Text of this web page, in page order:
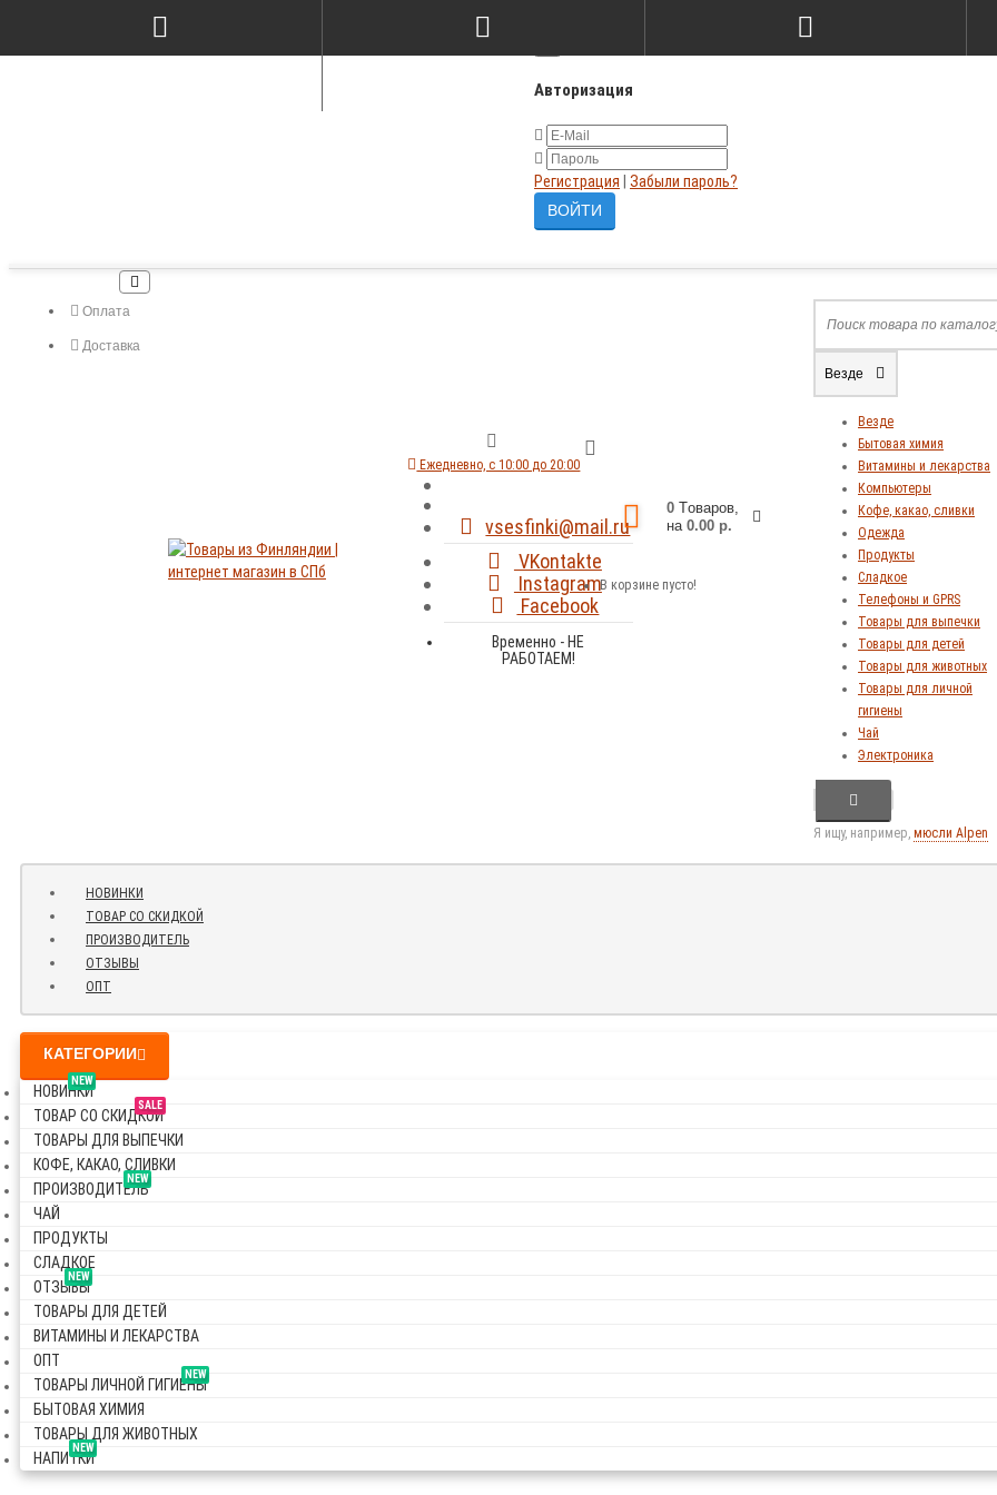
Авторизация
Регистрация Забыли пароль?
Оплата
Доставка
Ежедневно, с 10:00 до 20:00
vsesfinki@mail.ru
VKontakte
Instagram
Facebook
Временно - НЕ
РАБОТАЕМ!
0 Tоваров,
на 0.00 р.
В корзине пусто!
Везде
Везде
Бытовая химия
Витамины и лекарства
Компьютеры
Кофе, какао, сливки
Одежда
Продукты
Сладкое
Телефоны и GPRS
Товары для выпечки
Товары для детей
Товары для животных
Товары для личной
гигиены
Чай
Электроника
Я ищу, например, мюсли Alpen
НОВИНКИ
ТОВАР СО СКИДКОЙ
ПРОИЗВОДИТЕЛЬ
ОТЗЫВЫ
ОПТ
КАТЕГОРИИ
NEW
НОВИНКИ
SALE
ТОВАР СО СКИДКОЙ
ТОВАРЫ ДЛЯ ВЫПЕЧКИ
КОФЕ, КАКАО, СЛИВКИ
NEW
ПРОИЗВОДИТЕЛЬ
ЧАЙ
ПРОДУКТЫ
СЛАДКОЕ
NEW
ОТЗЫВЫ
ТОВАРЫ ДЛЯ ДЕТЕЙ
ВИТАМИНЫ И ЛЕКАРСТВА
ОПТ
NEW
ТОВАРЫ ЛИЧНОЙ ГИГИЕНЫ
БЫТОВАЯ ХИМИЯ
ТОВАРЫ ДЛЯ ЖИВОТНЫХ
NEW
НАПИТКИ